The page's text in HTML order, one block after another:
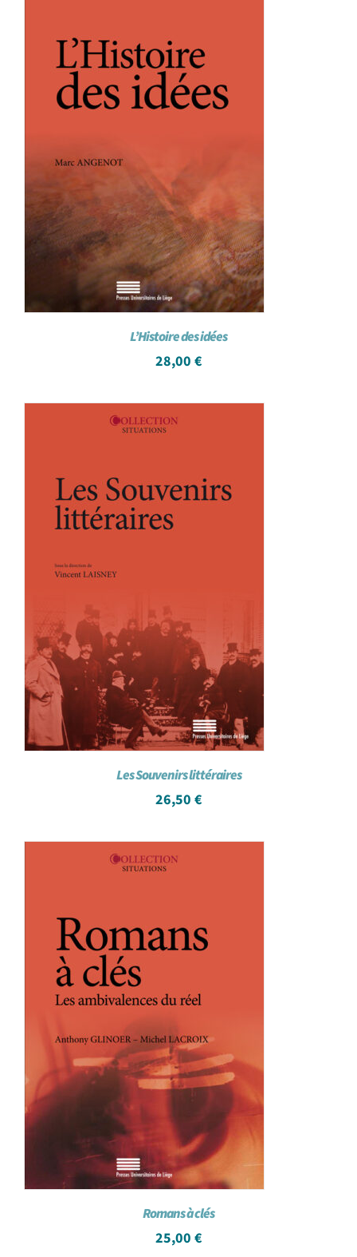
L’Histoire des idées
28,00 €
Les Souvenirs littéraires
26,50 €
Romans à clés
25,00 €